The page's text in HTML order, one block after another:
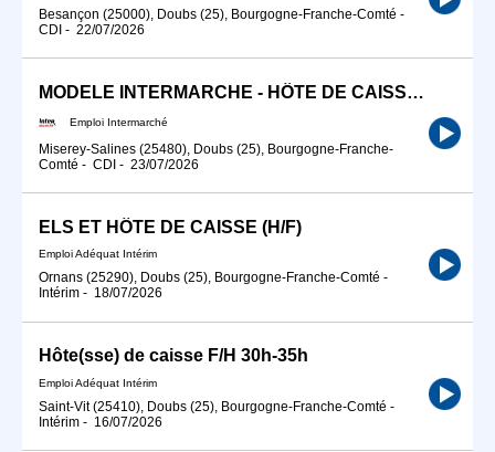
Besançon (25000), Doubs (25), Bourgogne-Franche-Comté -
CDI - 22/07/2026
MODELE INTERMARCHE - HÔTE DE CAISSE (H/F)
Emploi Intermarché
Miserey-Salines (25480), Doubs (25), Bourgogne-Franche-
Comté - CDI - 23/07/2026
ELS ET HÔTE DE CAISSE (H/F)
Emploi Adéquat Intérim
Ornans (25290), Doubs (25), Bourgogne-Franche-Comté -
Intérim - 18/07/2026
Hôte(sse) de caisse F/H 30h-35h
Emploi Adéquat Intérim
Saint-Vit (25410), Doubs (25), Bourgogne-Franche-Comté -
Intérim - 16/07/2026